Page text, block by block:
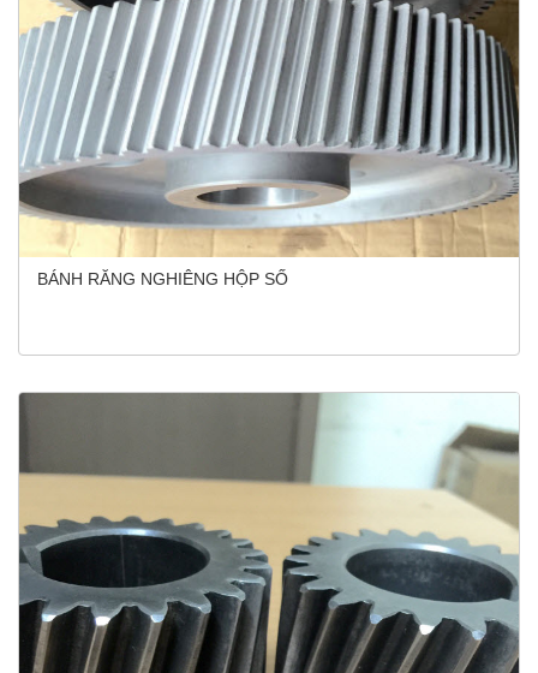
BÁNH RĂNG NGHIÊNG HỘP SỐ